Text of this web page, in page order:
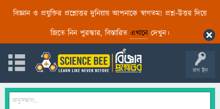
বিজ্ঞান ও প্রযুক্তির প্রশ্নোত্তর দুনিয়ায় আপনাকে স্বাগতম! প্রশ্ন-উত্তর দিয়ে
জিতে নিন পুরস্কার, বিস্তারিত এখানেদেখুন।
লগ ইন